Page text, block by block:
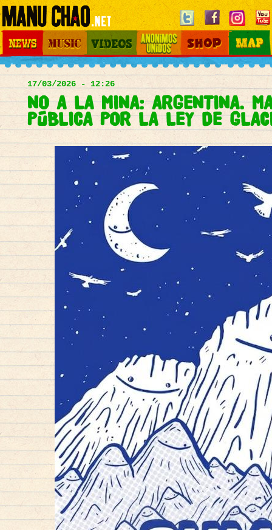
Jump to navigation
Main
menu
Videos Otros Mundos Shop Map
17/03/2026 - 12:26
NO A LA MINA: ARGENTINA.
PÚBLICA POR LA LEY DE